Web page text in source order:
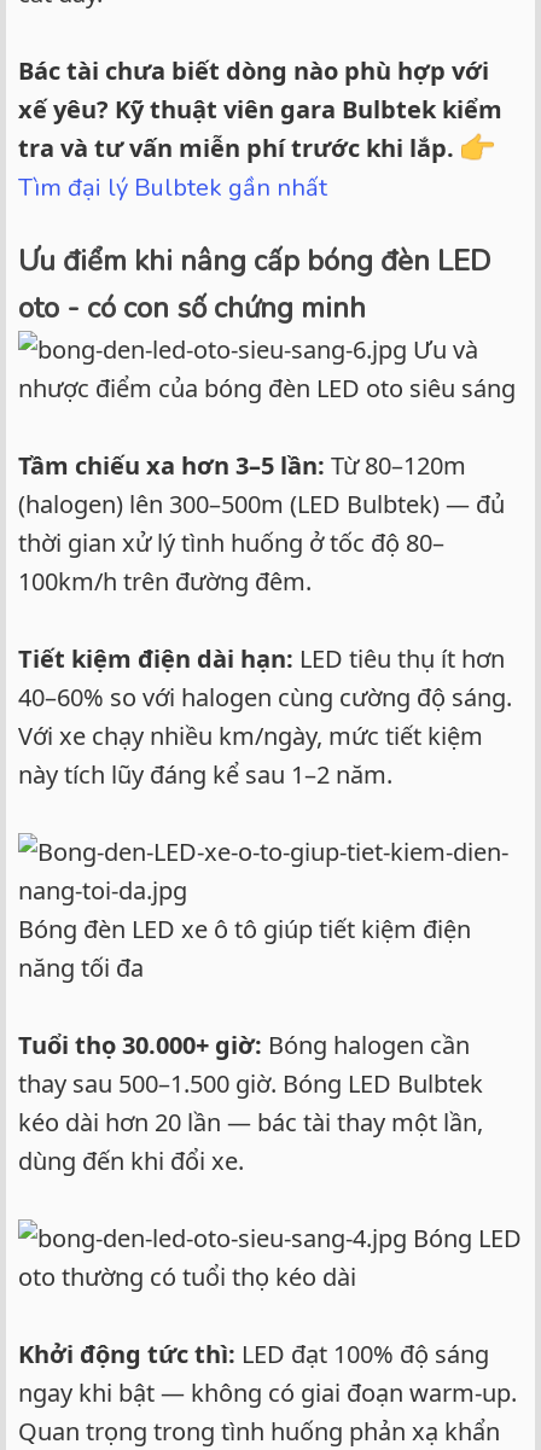
Bác tài chưa biết dòng nào phù hợp với
xế yêu? Kỹ thuật viên gara Bulbtek kiểm
tra và tư vấn miễn phí trước khi lắp.
Tìm đại lý Bulbtek gần nhất
Ưu điểm khi nâng cấp bóng đèn LED
oto - có con số chứng minh
Ưu và
nhược điểm của bóng đèn LED oto siêu sáng
Tầm chiếu xa hơn 3–5 lần: Từ 80–120m
(halogen) lên 300–500m (LED Bulbtek) — đủ
thời gian xử lý tình huống ở tốc độ 80–
100km/h trên đường đêm.
Tiết kiệm điện dài hạn: LED tiêu thụ ít hơn
40–60% so với halogen cùng cường độ sáng.
Với xe chạy nhiều km/ngày, mức tiết kiệm
này tích lũy đáng kể sau 1–2 năm.
Bóng đèn LED xe ô tô giúp tiết kiệm điện
năng tối đa
Tuổi thọ 30.000+ giờ: Bóng halogen cần
thay sau 500–1.500 giờ. Bóng LED Bulbtek
kéo dài hơn 20 lần — bác tài thay một lần,
dùng đến khi đổi xe.
Bóng LED
oto thường có tuổi thọ kéo dài
Khởi động tức thì: LED đạt 100% độ sáng
ngay khi bật — không có giai đoạn warm-up.
Quan trọng trong tình huống phản xạ khẩn